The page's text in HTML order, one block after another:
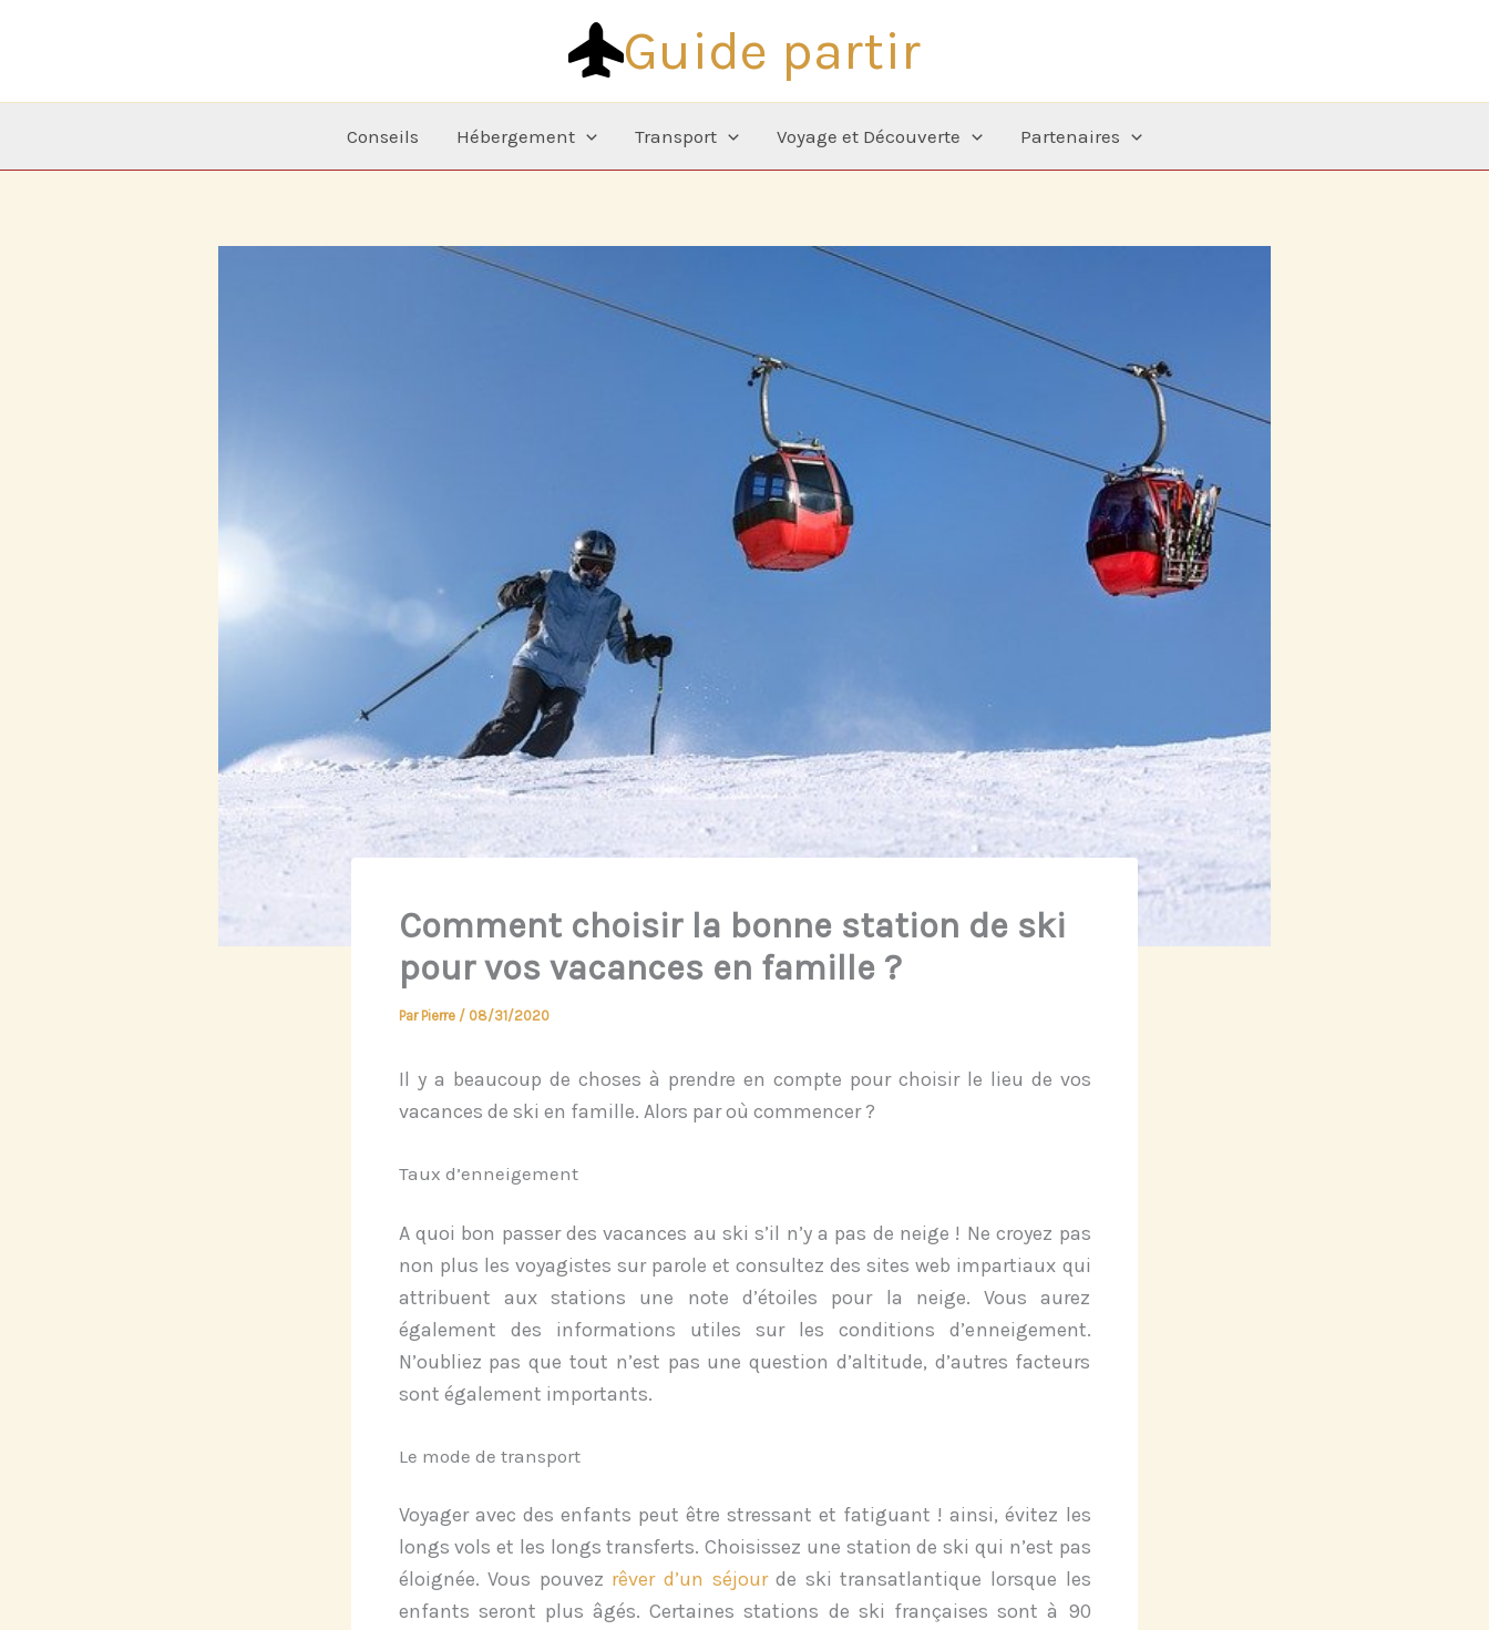
Guide partir
Conseils Hébergement Transport Voyage et Découverte Partenaires
Comment choisir la bonne station de ski
pour vos vacances en famille ?
Par Pierre / 08/31/2020
Il y a beaucoup de choses à prendre en compte pour choisir le lieu de vos
vacances de ski en famille. Alors par où commencer ?
Taux d’enneigement
A quoi bon passer des vacances au ski s’il n’y a pas de neige ! Ne croyez pas
non plus les voyagistes sur parole et consultez des sites web impartiaux qui
attribuent aux stations une note d’étoiles pour la neige. Vous aurez
également des informations utiles sur les conditions d’enneigement.
N’oubliez pas que tout n’est pas une question d’altitude, d’autres facteurs
sont également importants.
Le mode de transport
Voyager avec des enfants peut être stressant et fatiguant !ainsi, évitez les
longs vols et les longs transferts.Choisissez une station de ski qui n’est pas
éloignée. Vous pouvez rêver d’un séjourde ski transatlantique lorsque les
enfants seront plus âgés.Certaines stations de ski françaises sont à 90